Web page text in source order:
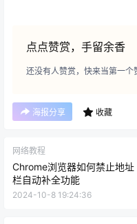
点点赞赏，手留余香
还没有人赞赏，快来当第一个
海报分享 收藏
网络教程
Chrome浏览器如何禁止地址
栏自动补全功能
2024-10-8 19:24:36